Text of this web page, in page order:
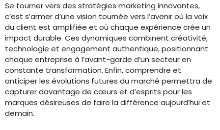
Se tourner vers des stratégies marketing innovantes,
c’est s’armer d’une vision tournée vers l’avenir où la voix
du client est amplifiée et où chaque expérience crée un
impact durable. Ces dynamiques combinent créativité,
technologie et engagement authentique, positionnant
chaque entreprise à l’avant-garde d’un secteur en
constante transformation. Enfin, comprendre et
anticiper les évolutions futures du marché permettra de
capturer davantage de cœurs et d’esprits pour les
marques désireuses de faire la différence aujourd’hui et
demain.